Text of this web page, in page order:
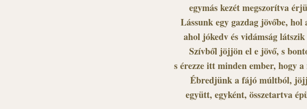
egymás kezét megszorítva
Lássunk egy gazdag jövőbe, hol
ahol jókedv és vidámság
Szívből jöjjön el e jövő, s
s érezze itt minden ember, hogy
Ébredjünk a fájó múltból,
együtt, egyként, összetartva